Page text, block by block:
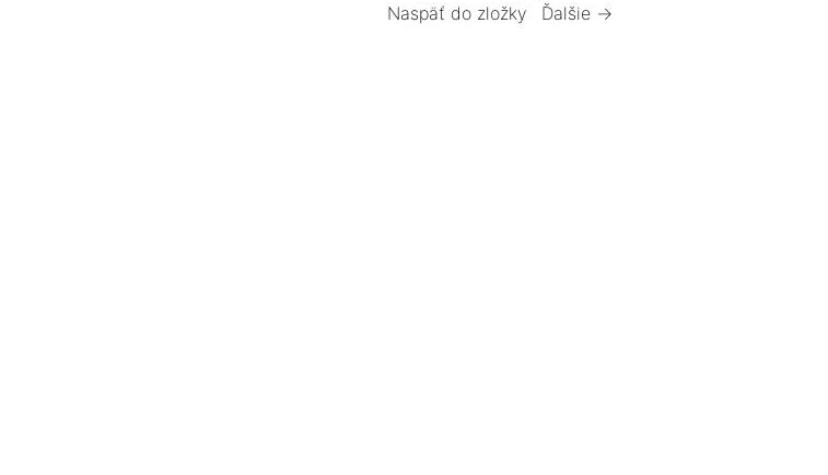
Naspäť do zložky
Ďalšie →